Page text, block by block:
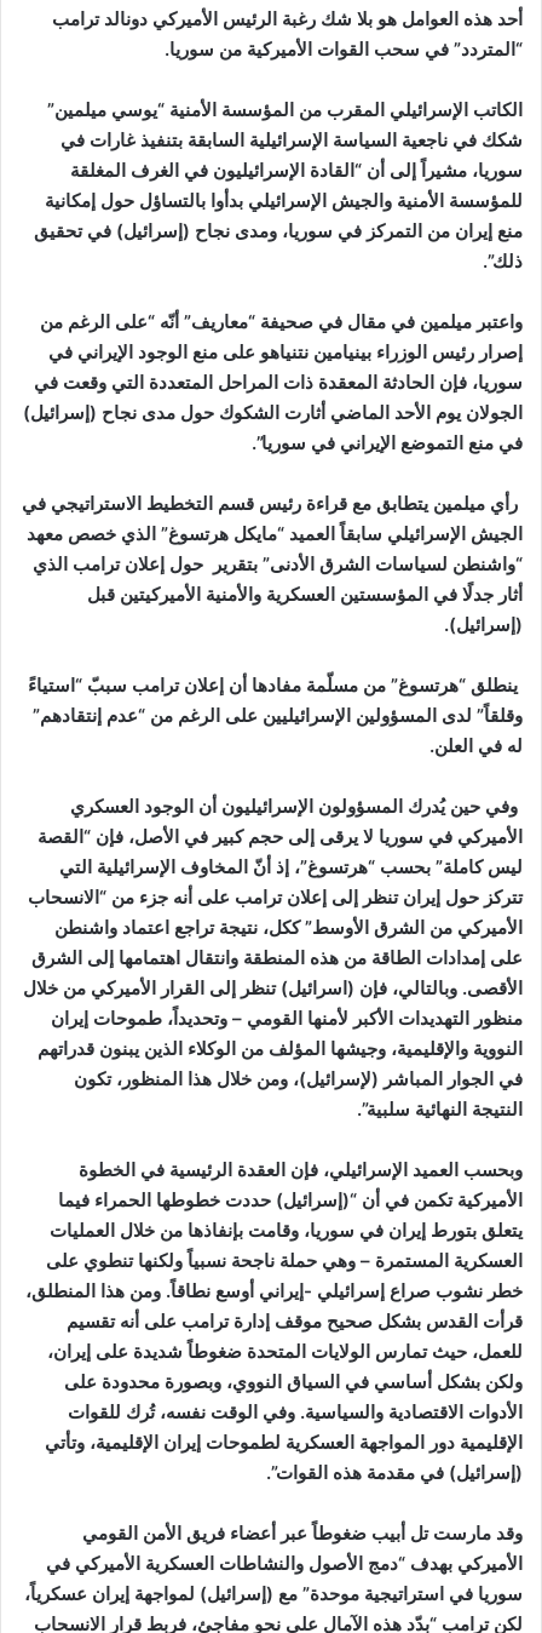
أحد هذه العوامل هو بلا شك رغبة الرئيس الأميركي دونالد ترامب
“المتردد” في سحب القوات الأميركية من سوريا.
الكاتب الإسرائيلي المقرب من المؤسسة الأمنية “يوسي ميلمين”
شكك في ناجعية السياسة الإسرائيلية السابقة بتنفيذ غارات في
سوريا، مشيراً إلى أن “القادة الإسرائيليون في الغرف المغلقة
للمؤسسة الأمنية والجيش الإسرائيلي بدأوا بالتساؤل حول إمكانية
منع إيران من التمركز في سوريا، ومدى نجاح (إسرائيل) في تحقيق
ذلك”.
واعتبر ميلمين في مقال في صحيفة “معاريف” أنّه “على الرغم من
إصرار رئيس الوزراء بينيامين نتنياهو على منع الوجود الإيراني في
سوريا، فإن الحادثة المعقدة ذات المراحل المتعددة التي وقعت في
الجولان يوم الأحد الماضي أثارت الشكوك حول مدى نجاح (إسرائيل)
في منع التموضع الإيراني في سوريا”.
رأي ميلمين يتطابق مع قراءة رئيس قسم التخطيط الاستراتيجي في
الجيش الإسرائيلي سابقاً العميد “مايكل هرتسوغ” الذي خصص معهد
“واشنطن لسياسات الشرق الأدنى” بتقرير حول إعلان ترامب الذي
أثار جدلًا في المؤسستين العسكرية والأمنية الأميركيتين قبل
(إسرائيل).
ينطلق “هرتسوغ” من مسلّمة مفادها أن إعلان ترامب سببّ “استياءً
وقلقاً” لدى المسؤولين الإسرائيليين على الرغم من “عدم إنتقادهم”
له في العلن.
وفي حين يُدرك المسؤولون الإسرائيليون أن الوجود العسكري
الأميركي في سوريا لا يرقى إلى حجم كبير في الأصل، فإن “القصة
ليس كاملة” بحسب “هرتسوغ”، إذ أنّ المخاوف الإسرائيلية التي
تتركز حول إيران تنظر إلى إعلان ترامب على أنه جزء من “الانسحاب
الأميركي من الشرق الأوسط” ككل، نتيجة تراجع اعتماد واشنطن
على إمدادات الطاقة من هذه المنطقة وانتقال اهتمامها إلى الشرق
الأقصى. وبالتالي، فإن (اسرائيل) تنظر إلى القرار الأميركي من خلال
منظور التهديدات الأكبر لأمنها القومي – وتحديداً، طموحات إيران
النووية والإقليمية، وجيشها المؤلف من الوكلاء الذين يبنون قدراتهم
في الجوار المباشر (لإسرائيل)، ومن خلال هذا المنظور، تكون
النتيجة النهائية سلبية”.
وبحسب العميد الإسرائيلي، فإن العقدة الرئيسية في الخطوة
الأميركية تكمن في أن “(إسرائيل) حددت خطوطها الحمراء فيما
يتعلق بتورط إيران في سوريا، وقامت بإنفاذها من خلال العمليات
العسكرية المستمرة – وهي حملة ناجحة نسبياً ولكنها تنطوي على
خطر نشوب صراع إسرائيلي -إيراني أوسع نطاقاً. ومن هذا المنطلق،
قرأت القدس بشكل صحيح موقف إدارة ترامب على أنه تقسيم
للعمل، حيث تمارس الولايات المتحدة ضغوطاً شديدة على إيران،
ولكن بشكل أساسي في السياق النووي، وبصورة محدودة على
الأدوات الاقتصادية والسياسية. وفي الوقت نفسه، تُرك للقوات
الإقليمية دور المواجهة العسكرية لطموحات إيران الإقليمية، وتأتي
(إسرائيل) في مقدمة هذه القوات”.
وقد مارست تل أبيب ضغوطاً عبر أعضاء فريق الأمن القومي
الأميركي بهدف “دمج الأصول والنشاطات العسكرية الأميركي في
سوريا في استراتيجية موحدة” مع (إسرائيل) لمواجهة إيران عسكرياً،
لكن ترامب “بدّد هذه الآمال على نحو مفاجئ، فربط قرار الانسحاب